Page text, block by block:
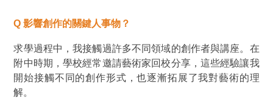
Q影響創作的關鍵人事物？
求學過程中，我接觸過許多不同領域的創作者與講座。在
附中時期，學校經常邀請藝術家回校分享，這些經驗讓我
開始接觸不同的創作形式，也逐漸拓展了我對藝術的理
解。